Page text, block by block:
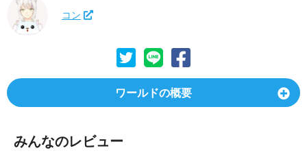
コン
ワールドの概要
みんなのレビュー